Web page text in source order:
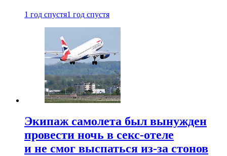
1 год спустя1 год спустя
Экипаж самолета был вынужден
провести ночь в секс-отеле
и не смог выспаться из-за стонов